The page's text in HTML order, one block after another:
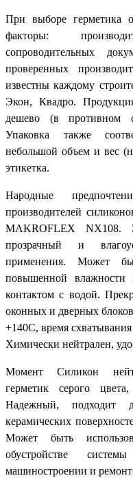
При выборе герметика
факторы:
сопроводительных
проверенных
известны каждому
Экон, Квадро.
дешево (в противном
Упаковка также
небольшой объем и вес
этикетка.
Народные
производителей
MAKROFLEX NX108.
прозрачный и
применения. Может
повышенной
контактом с водой.
оконных и дверных
+140С, время
Химически нейтрален,
Момент Силикон
герметик серого
Надежный, подходит
керамических
Может быть
обустройстве
машиностроении и